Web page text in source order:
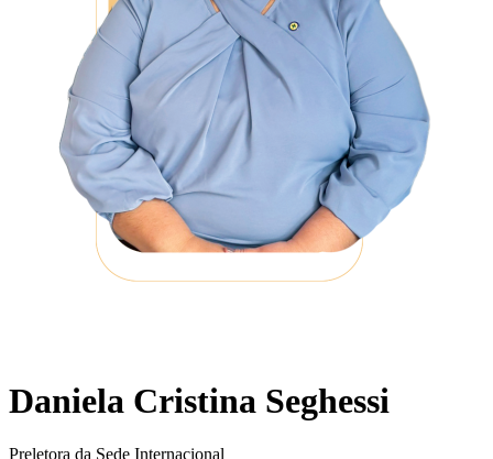
Daniela Cristina Seghessi
Preletora da Sede Internacional